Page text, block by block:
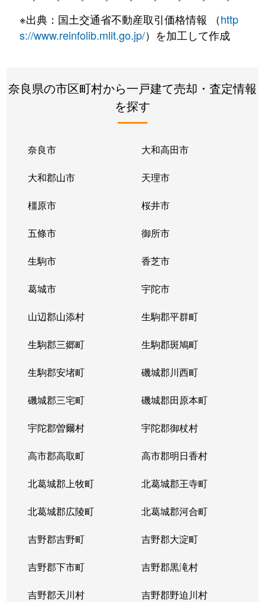
※出典：国土交通省不動産取引価格情報 （http
s://www.reinfolib.mlit.go.jp/）を加工して作成
奈良県の市区町村から一戸建て売却・査定情報
を探す
奈良市 大和高田市
大和郡山市 天理市
橿原市 桜井市
五條市 御所市
生駒市 香芝市
葛城市 宇陀市
山辺郡山添村 生駒郡平群町
生駒郡三郷町 生駒郡斑鳩町
生駒郡安堵町 磯城郡川西町
磯城郡三宅町 磯城郡田原本町
宇陀郡曽爾村 宇陀郡御杖村
高市郡高取町 高市郡明日香村
北葛城郡上牧町 北葛城郡王寺町
北葛城郡広陵町 北葛城郡河合町
吉野郡吉野町 吉野郡大淀町
吉野郡下市町 吉野郡黒滝村
吉野郡天川村 吉野郡野迫川村